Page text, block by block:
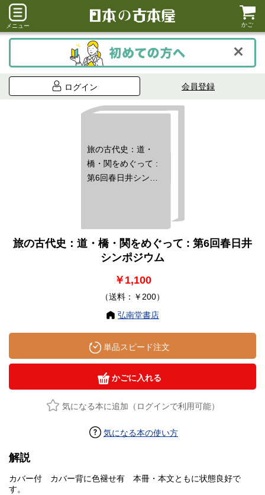
メニュー かご
ログイン 会員登録
旅の古代史：道・
橋・関をめぐって :
第6回春日井シンポ
旅の古代史：道・橋・関をめぐって : 第6回春日井
シンポジウム
￥1,100
（送料：￥200）
弘南堂書店
単品スピード注文
かごに入れる
気になる本に追加（ログインで利用可能）
気になる本の使い方
解説
カバー付 カバー背に色褪せ有 本冊・本文ともに状態良好で
す。